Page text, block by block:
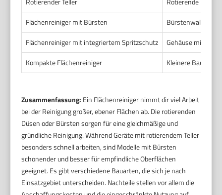
Flächenreiniger mit Bürsten
Bürstenwalze
Flächenreiniger mit integriertem Spritzschutz
Gehäuse mit
Kompakte Flächenreiniger
Kleinere
Zusammenfassung: Ein Flächenreiniger nimmt dir viel Arbeit
bei der Reinigung großer, ebener Flächen ab. Die rotierenden
Düsen oder Bürsten sorgen für eine gleichmäßige und
gründliche Reinigung. Während Geräte mit rotierendem Teller
besonders schnell arbeiten, sind Modelle mit Bürsten
schonender und besser für empfindliche Oberflächen
geeignet. Es gibt verschiedene Bauarten, die sich je nach
Einsatzgebiet unterscheiden. Nachteile stellen vor allem die